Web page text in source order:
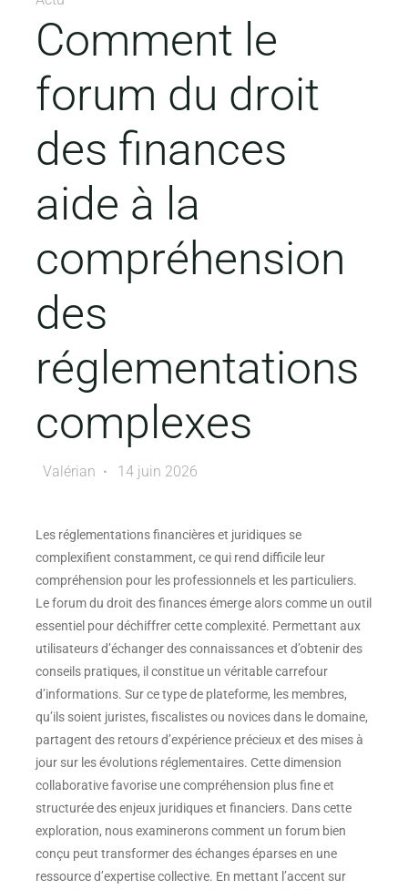
Comment le
forum du droit
des finances
aide à la
compréhension
des
réglementations
complexes
Valérian 14 juin 2026
Les réglementations financières et juridiques se
complexifient constamment, ce qui rend difficile leur
compréhension pour les professionnels et les particuliers.
Le forum du droit des finances émerge alors comme un outil
essentiel pour déchiffrer cette complexité. Permettant aux
utilisateurs d’échanger des connaissances et d’obtenir des
conseils pratiques, il constitue un véritable carrefour
d’informations. Sur ce type de plateforme, les membres,
qu’ils soient juristes, fiscalistes ou novices dans le domaine,
partagent des retours d’expérience précieux et des mises à
jour sur les évolutions réglementaires. Cette dimension
collaborative favorise une compréhension plus fine et
structurée des enjeux juridiques et financiers. Dans cette
exploration, nous examinerons comment un forum bien
conçu peut transformer des échanges éparses en une
ressource d’expertise collective. En mettant l’accent sur